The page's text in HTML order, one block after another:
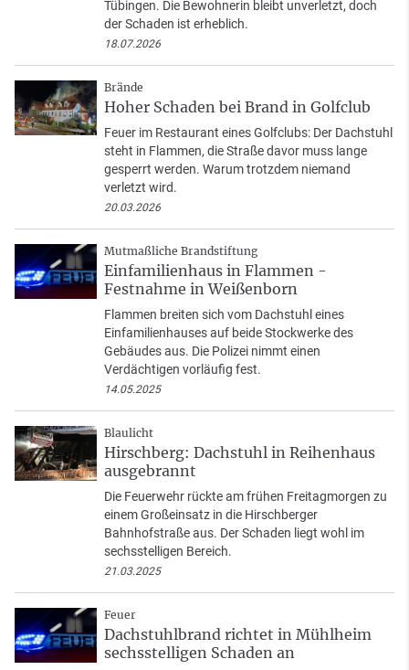
Tübingen. Die Bewohnerin bleibt unverletzt, doch
der Schaden ist erheblich.
18.07.2026
Brände
Hoher Schaden bei Brand in Golfclub
Feuer im Restaurant eines Golfclubs: Der Dachstuhl
steht in Flammen, die Straße davor muss lange
gesperrt werden. Warum trotzdem niemand
verletzt wird.
20.03.2026
Mutmaßliche Brandstiftung
Einfamilienhaus in Flammen -
Festnahme in Weißenborn
Flammen breiten sich vom Dachstuhl eines
Einfamilienhauses auf beide Stockwerke des
Gebäudes aus. Die Polizei nimmt einen
Verdächtigen vorläufig fest.
14.05.2025
Blaulicht
Hirschberg: Dachstuhl in Reihenhaus
ausgebrannt
Die Feuerwehr rückte am frühen Freitagmorgen zu
einem Großeinsatz in die Hirschberger
Bahnhofstraße aus. Der Schaden liegt wohl im
sechsstelligen Bereich.
21.03.2025
Feuer
Dachstuhlbrand richtet in Mühlheim
sechsstelligen Schaden an